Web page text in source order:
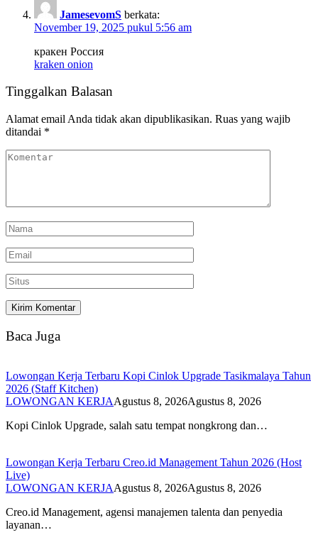
JamesevomS berkata:
November 19, 2025 pukul 5:56 am
кракен Россия
kraken onion
Tinggalkan Balasan
Alamat email Anda tidak akan dipublikasikan. Ruas yang wajib
ditandai *
Baca Juga
Lowongan Kerja Terbaru Kopi Cinlok Upgrade Tasikmalaya Tahun
2026 (Staff Kitchen)
LOWONGAN KERJAAgustus 8, 2026Agustus 8, 2026
Kopi Cinlok Upgrade, salah satu tempat nongkrong dan…
Lowongan Kerja Terbaru Creo.id Management Tahun 2026 (Host
Live)
LOWONGAN KERJAAgustus 8, 2026Agustus 8, 2026
Creo.id Management, agensi manajemen talenta dan penyedia
layanan…